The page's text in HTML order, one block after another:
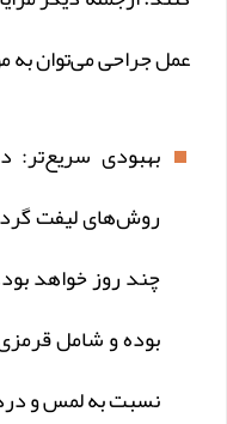
عمل جراحی می‌توان به
بهبودی سریع‌تر:
روش‌های لیفت
چند روز خواهد
بوده و شامل
نسبت به لمس و